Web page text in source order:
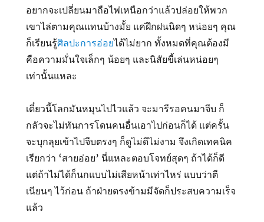
อยากจะเปลี่ยนมาถือไพ่เหนือกว่าแล้วปล่อยให้พวก
เขาไล่ตามคุณแทนบ้างมั้ย แค่ฝึกฝนนิดๆ หน่อยๆ คุณ
ก็เรียนรู้ศิลปะการอ่อยได้ไม่ยาก ทั้งหมดที่คุณต้องมี
คือความมั่นใจเล็กๆ น้อยๆ และนิสัยขี้เล่นหน่อยๆ
เท่านั้นแหละ
เดี๋ยวนี้โลกมันหมุนไปไวแล้ว จะมารีรอคนมาจีบ ก็
กลัวจะไม่ทันการโดนคนอื่นเอาไปก่อนก็ได้ แต่ครั้น
จะบุกลุยเข้าไปจีบตรงๆ ก็ดูไม่ดีไม่งาม จึงเกิดเทคนิค
เรียกว่า ‘สายอ่อย’ นี่แหละตอบโจทย์สุดๆ ถ้าได้ก็ดี
แต่ถ้าไม่ได้ก็นกแบบไม่เสียหน้าเท่าไหร่ แบบว่าตี
เนียนๆ ไว้ก่อน ถ้าฝ่ายตรงข้ามมีจัดก็ประสบความเร็จ
แล้ว